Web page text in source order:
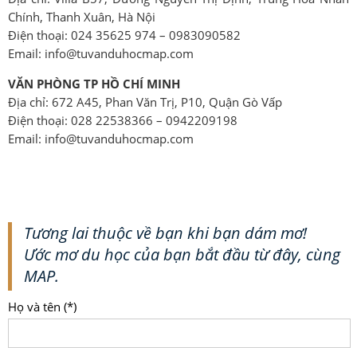
Chính, Thanh Xuân, Hà Nội
Điện thoại: 024 35625 974 – 0983090582
Email: info@tuvanduhocmap.com
VĂN PHÒNG TP HỒ CHÍ MINH
Địa chỉ: 672 A45, Phan Văn Trị, P10, Quận Gò Vấp
Điện thoại: 028 22538366 – 0942209198
Email: info@tuvanduhocmap.com
Tương lai thuộc về bạn khi bạn dám mơ!
Ước mơ du học của bạn bắt đầu từ đây, cùng
MAP.
Họ và tên (*)